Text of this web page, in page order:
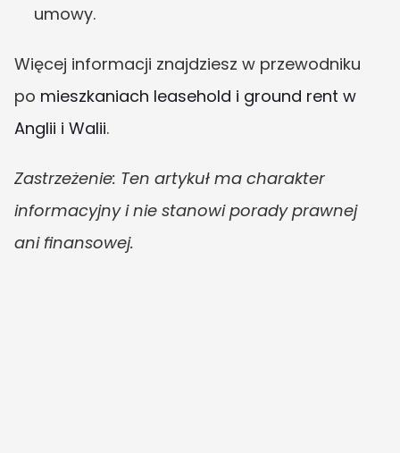
umowy.
Więcej informacji znajdziesz w przewodniku
po mieszkaniach leasehold i ground rent w
Anglii i Walii.
Zastrzeżenie: Ten artykuł ma charakter
informacyjny i nie stanowi porady prawnej
ani finansowej.